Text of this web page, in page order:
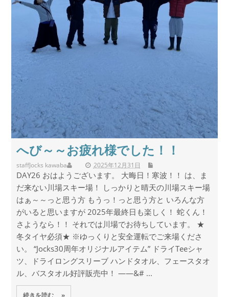
へび～～お疲れ様でした！！
staff 2025年12月31日
Jocks kawaba
DAY26 おはようございます。 大晦日！寒波！！ は、ま
だ来ない川場スキー場！ しっかりと晴天の川場スキー場
はぁ～～っと思う方 もうっ！っと思う方と いろんな方
がいると思いますが 2025年最終日も楽しく！ 蛇くん！
さようなら！！ それでは川場でお待ちしています。 ★
冬タイヤ必須★ ※ゆっくりと安全運転でご来場くださ
い。 “Jocks30周年オリジナルアイテム” ドライTeeシャ
ツ、ドライロングスリーブ ハンドタオル、フェースタオ
ル、バスタオル好評販売中！ ——&# ...
続きを読む »